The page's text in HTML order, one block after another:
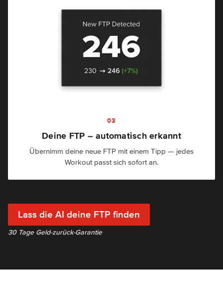
03
Deine FTP – automatisch erkannt
Übernimm deine neue FTP mit einem Tipp — jedes
Workout passt sich sofort an.
Lass die AI deine FTP finden
30 Tage Geld-zurück-Garantie